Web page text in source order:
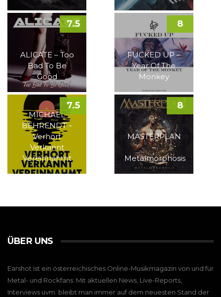
ALICATE – Too
Bad To Be
Good
7.5
FUCKED UP –
Year Of The
Monkey
8
MICHAEL
BEHRENDT –
Verhört
Verkannt
Vereinnahmt
7.5
MASTERPLAN
–
Metalmorphosis
8
ÜBER UNS
Earshot ist ein österreichisches Online-Musikmagazin von und für
Metal- und Rockfans. Mit aktuellen News, Live-Reports,
Interviews uvm. bleibt man immer auf dem neuesten Stand der